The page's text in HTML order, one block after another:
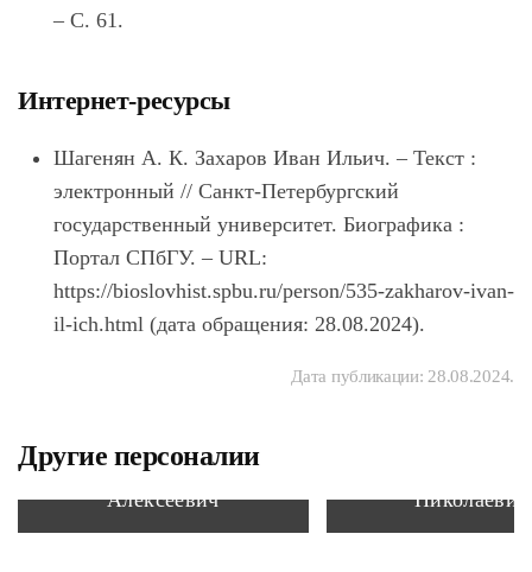
– С. 61.
Интернет-ресурсы
Шагенян А. К. Захаров Иван Ильич. – Текст :
электронный // Санкт-Петербургский
государственный университет. Биографика :
Портал СПбГУ. – URL:
https://bioslovhist.spbu.ru/person/535-zakharov-ivan-
il-ich.html (дата обращения: 28.08.2024).
Дата публикации: 28.08.2024.
Другие персоналии
Никулин Алексей
Алексеевич
Николаевич